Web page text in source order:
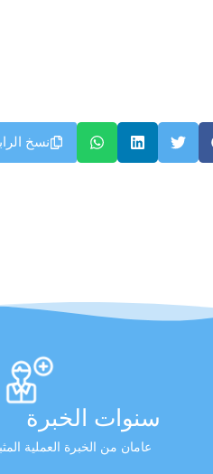
نسخ
سنوات الخبرة
عامان من الخبرة العملية